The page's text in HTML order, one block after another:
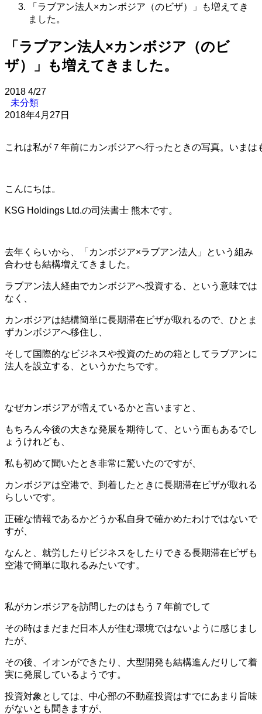
「ラブアン法人×カンボジア（のビザ）」も増えてき
ました。
「ラブアン法人×カンボジア（のビ
ザ）」も増えてきました。
2018 4/27
未分類
2018年4月27日
これは私が７年前にカンボジアへ行ったときの写真。いま
こんにちは。
KSG Holdings Ltd.の司法書士 熊木です。
去年くらいから、「カンボジア×ラブアン法人」という組み
合わせも結構増えてきました。
ラブアン法人経由でカンボジアへ投資する、という意味では
なく、
カンボジアは結構簡単に長期滞在ビザが取れるので、ひとま
ずカンボジアへ移住し、
そして国際的なビジネスや投資のための箱としてラブアンに
法人を設立する、というかたちです。
なぜカンボジアが増えているかと言いますと、
もちろん今後の大きな発展を期待して、という面もあるでし
ょうけれども、
私も初めて聞いたとき非常に驚いたのですが、
カンボジアは空港で、到着したときに長期滞在ビザが取れる
らしいです。
正確な情報であるかどうか私自身で確かめたわけではないで
すが、
なんと、就労したりビジネスをしたりできる長期滞在ビザも
空港で簡単に取れるみたいです。
私がカンボジアを訪問したのはもう７年前でして
その時はまだまだ日本人が住む環境ではないように感じまし
たが、
その後、イオンができたり、大型開発も結構進んだりして着
実に発展しているようです。
投資対象としては、中心部の不動産投資はすでにあまり旨味
がないとも聞きますが、